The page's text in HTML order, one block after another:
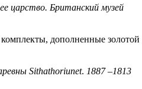
царство. Британский музей
дополненные золотой
Sithathoriunet. 1887 –1813